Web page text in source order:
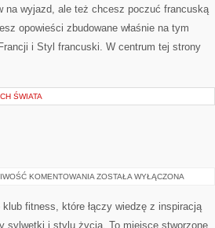
na wyjazd, ale też chcesz poczuć francuską
opowieści zbudowane właśnie na tym
i Styl francuski. W centrum tej strony
ŚWIATA
KOMENTOWANIA DIETA
ZOSTAŁA WYŁĄCZONA
fitness, które łączy wiedzę z inspiracją
sylwetki i stylu życia. To miejsce stworzone